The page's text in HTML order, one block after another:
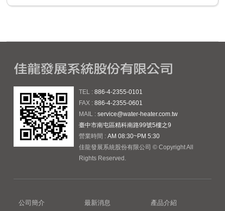
TEL :886-4-2355-0101
FAX :886-4-2355-0601
MAIL :service@water-heater.com.tw
臺中市南屯區精科南路99號5樓之9
營業時間 :AM 08:30~PM 5:30
佳龍發展系統股份有限公司 © Copyright All
Rights Reserved.
公司簡介 最新消息 產品介紹